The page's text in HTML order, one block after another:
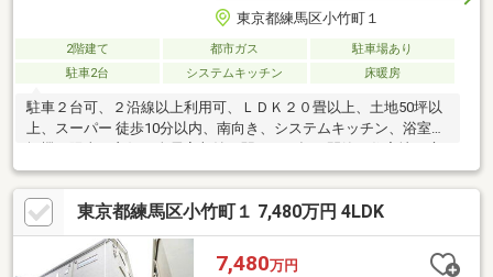
東京都練馬区小竹町１
2階建て 都市ガス
駐車場あり
駐車2台
システムキッチン 床暖房
駐車２台可、２沿線以上利用可、ＬＤＫ２０畳以上、土地50坪以
上、スーパー 徒歩10分以内、南向き、システムキッチン、浴室乾
１０坪以上、対面式キッチン、ワイドバルコニー、バリアフリ
ー、トイレ２ヶ所、浴室１坪以上、２階建、南庭、浴室に窓、Ｔ
Ｖモニタ付インターホン、緑豊かな住宅地、全居室フローリン
グ、ウォークインクローゼット、リビング階段、平坦地、屋根裏
収納、床暖房、テラス、食器洗乾燥機、浄水器
東京都練馬区小竹町１ 7,480万円 4LDK
7,480万円